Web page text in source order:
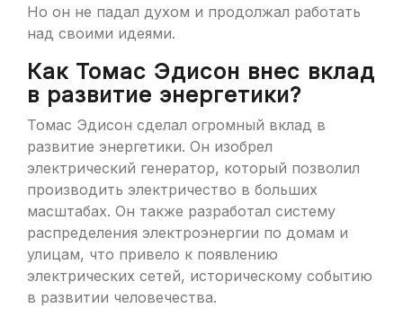
Но он не падал духом и продолжал работать
над своими идеями.
Как Томас Эдисон внес вклад
в развитие энергетики?
Томас Эдисон сделал огромный вклад в
развитие энергетики. Он изобрел
электрический генератор, который позволил
производить электричество в больших
масштабах. Он также разработал систему
распределения электроэнергии по домам и
улицам, что привело к появлению
электрических сетей, историческому событию
в развитии человечества.